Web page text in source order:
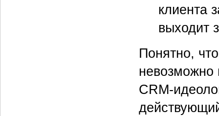
клиента
выходит
Понятно,
невозможно
CRM-